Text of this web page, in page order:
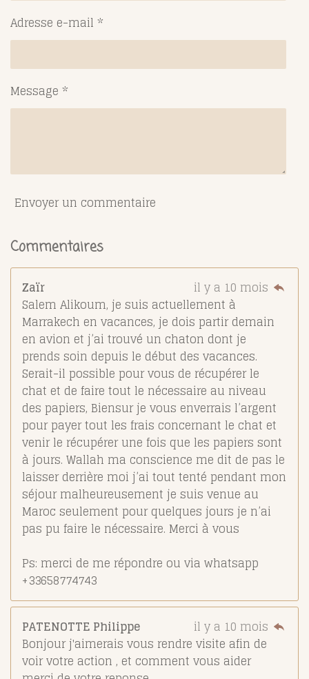
Adresse e-mail *
Message *
Envoyer un commentaire
Commentaires
Zaïr
il y a 10 mois
Salem Alikoum, je suis actuellement à
Marrakech en vacances, je dois partir demain
en avion et j’ai trouvé un chaton dont je
prends soin depuis le début des vacances.
Serait-il possible pour vous de récupérer le
chat et de faire tout le nécessaire au niveau
des papiers, Biensur je vous enverrais l’argent
pour payer tout les frais concernant le chat et
venir le récupérer une fois que les papiers sont
à jours. Wallah ma conscience me dit de pas le
laisser derrière moi j’ai tout tenté pendant mon
séjour malheureusement je suis venue au
Maroc seulement pour quelques jours je n’ai
pas pu faire le nécessaire. Merci à vous
Ps: merci de me répondre ou via whatsapp
+33658774743
PATENOTTE Philippe
il y a 10 mois
Bonjour j'aimerais vous rendre visite afin de
voir votre action , et comment vous aider